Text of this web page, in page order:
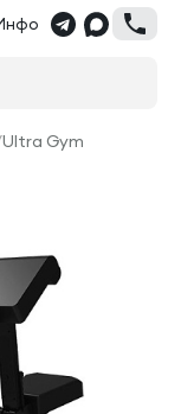
Ultra Gym